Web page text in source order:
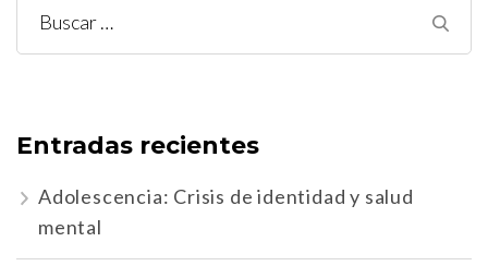
Buscar:
Entradas recientes
Adolescencia: Crisis de identidad y salud
mental